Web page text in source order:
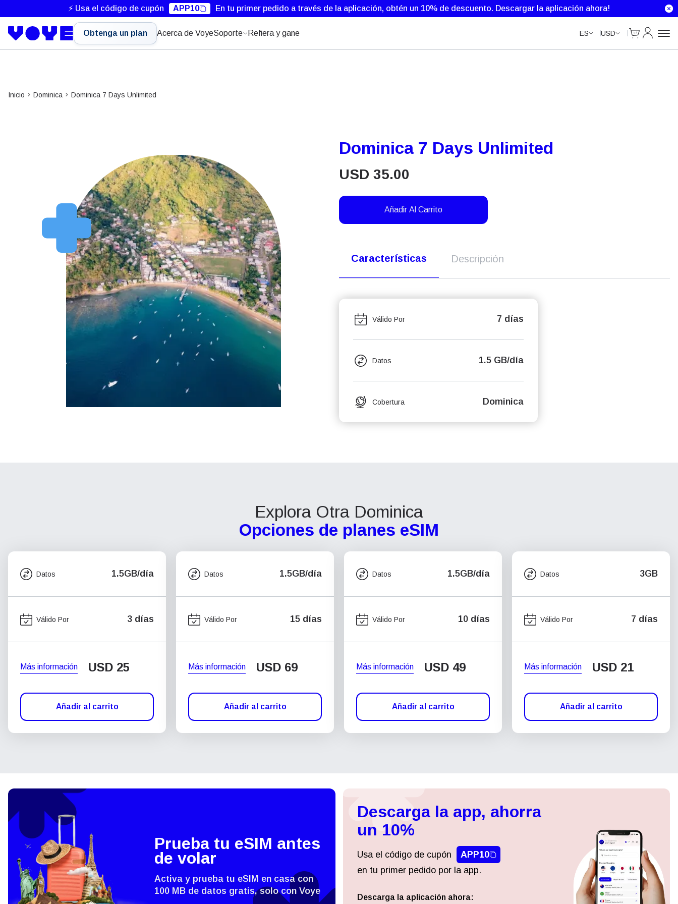
⚡ Usa el código de cupón APP10 En tu primer pedido a través de la aplicación, obtén un 10% de descuento. Descargar la aplicación ahora!
Obtenga un plan Acerca de VoyeSoporte Refiera y gane ES USD
Cart
Mi Cuenta
Inicio Dominica Dominica 7 Days Unlimited
Dominica 7 Days Unlimited
USD 35.00
Añadir Al Carrito
Características Descripción
Válido Por 7 días
Datos 1.5 GB/día
Cobertura Dominica
Explora Otra Dominica
Opciones de planes eSIM
Datos 1.5GB/día
Válido Por 3 días
Más información USD 25
Añadir al carrito
Datos 1.5GB/día
Válido Por 15 días
Más información USD 69
Añadir al carrito
Datos 1.5GB/día
Válido Por 10 días
Más información USD 49
Añadir al carrito
Datos 3GB
Válido Por 7 días
Más información USD 21
Añadir al carrito
Cerrar ventana emergente
Prueba tu eSIM antes
de volar
Activa y prueba tu eSIM en casa con
100 MB de datos gratis, solo con Voye
Descarga la app, ahorra
un 10%
Usa el código de cupón
APP10
en tu primer pedido por la app.
Descarga la aplicación ahora:
Iniciar sesión o registrarse